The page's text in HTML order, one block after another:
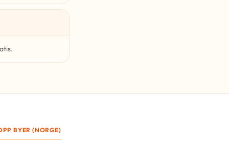
BYER (NORGE)